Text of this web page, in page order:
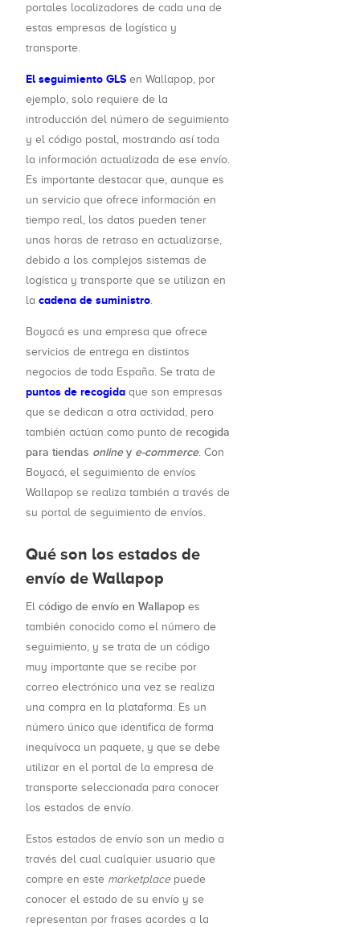
portales localizadores de cada una de
estas empresas de logística y
transporte.
El seguimiento GLS en Wallapop, por
ejemplo, solo requiere de la
introducción del número de seguimiento
y el código postal, mostrando así toda
la información actualizada de ese envío.
Es importante destacar que, aunque es
un servicio que ofrece información en
tiempo real, los datos pueden tener
unas horas de retraso en actualizarse,
debido a los complejos sistemas de
logística y transporte que se utilizan en
la cadena de suministro
Boyacá es una empresa que ofrece
servicios de entrega en distintos
negocios de toda España. Se trata de
puntos de recogida que son empresas
que se dedican a otra actividad, pero
también actúan como punto de recogida
para tiendas onliney e-commerce. Con
Boyacá, el seguimiento de envíos
Wallapop se realiza también a través de
su portal de seguimiento de envíos.
Qué son los estados de
envío de Wallapop
El código de envío en Wallapop es
también conocido como el número de
seguimiento, y se trata de un código
muy importante que se recibe por
correo electrónico una vez se realiza
una compra en la plataforma. Es un
número único que identifica de forma
inequívoca un paquete, y que se debe
utilizar en el portal de la empresa de
transporte seleccionada para conocer
los estados de envío.
Estos estados de envío son un medio a
través del cual cualquier usuario que
compre en este marketplacepuede
conocer el estado de su envío y se
representan por frases acordes a la